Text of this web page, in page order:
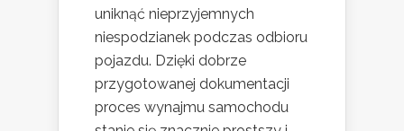
uniknąć nieprzyjemnych
niespodzianek podczas odbioru
pojazdu. Dzięki dobrze
przygotowanej dokumentacji
proces wynajmu samochodu